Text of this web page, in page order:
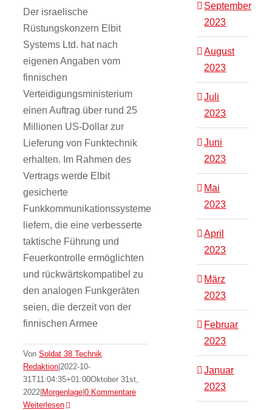
Der israelische
Rüstungskonzern Elbit
Systems Ltd. hat nach
eigenen Angaben vom
finnischen
Verteidigungsministerium
einen Auftrag über rund 25
Millionen US-Dollar zur
Lieferung von Funktechnik
erhalten. Im Rahmen des
Vertrags werde Elbit
gesicherte
Funkkommunikationssysteme
liefern, die eine verbesserte
taktische Führung und
Feuerkontrolle ermöglichten
und rückwärtskompatibel zu
den analogen Funkgeräten
seien, die derzeit von der
finnischen Armee
Von Soldat 38 Technik
Redaktion 2022-10-
31T11:04:35+01:00Oktober 31st,
2022 Morgenlage 0 Kommentare
Weiterlesen
September
2023
August
2023
Juli
2023
Juni
2023
Mai
2023
April
2023
März
2023
Februar
2023
Januar
2023